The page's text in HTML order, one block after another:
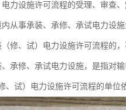
力设施许可流程的受理、审查、
从事承装、承修、承试电力设
修、试）电力设施许可流程的
承修、承试电力设施，是指对
、试）电力设施许可流程的单位